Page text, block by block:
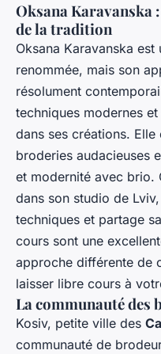
Oksana Karavanska
de la tradition
Oksana Karavanska
renommée, mais son
résolument
techniques modernes
dans ses créations.
broderies audacieuses
et modernité avec brio.
dans son studio de
techniques et partage
cours sont une
approche différente de
laisser libre cours à
La communauté des
Kosiv, petite ville des
communauté de